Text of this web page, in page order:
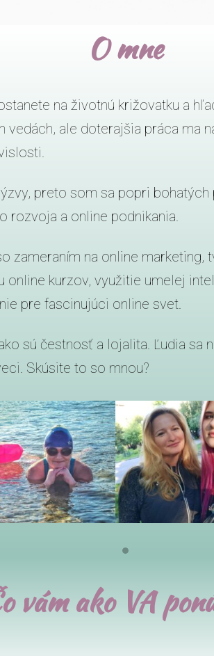
O mne
na životnú križovatku a
vedách, ale doterajšia práca ma
preto som sa popri
rozvoja a online podnikania.
zameraním na online marketing,
kurzov, využitie umelej
pre fascinujúci online svet.
sú čestnosť a lojalita. Ľudia sa
Skúsite to so mnou?
vám ako VA